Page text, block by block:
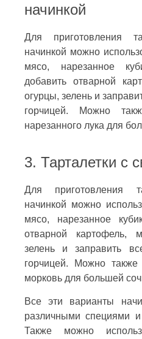
начинкой
Для приготовления
начинкой можно
мясо, нарезанное
добавить отварной
огурцы, зелень и
горчицей. Можно
нарезанного лука для
3. Тарталетки с
Для приготовления
начинкой можно
мясо, нарезанное
отварной картофель,
зелень и заправить
горчицей. Можно также
морковь для большей
Все эти варианты
различными специями
Также можно